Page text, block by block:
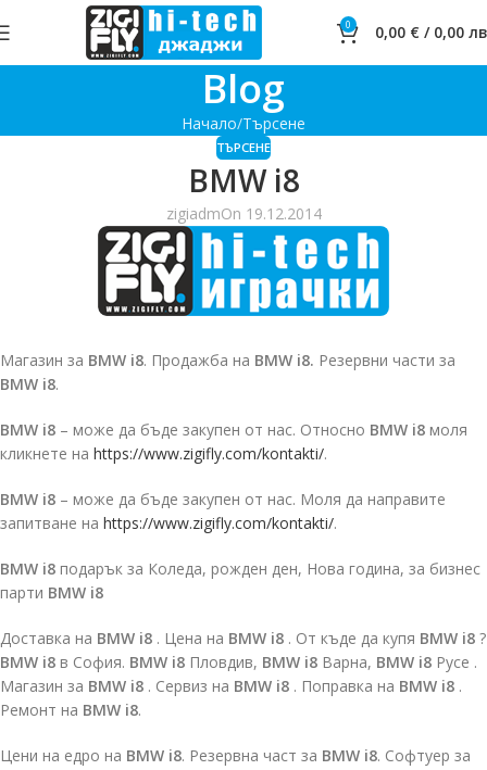
0 0,00 € / 0,00
Blog
Начало Търсене
ТЪРСЕНЕ
BMW i8
zigiadmOn 19.12.2014
Магазин за BMW i8. Продажба на BMW i8. Резервни части за
BMW i8.
BMW i8 – може да бъде закупен от нас. Относно BMW i8 моля
кликнете на https://www.zigifly.com/kontakti/.
BMW i8 – може да бъде закупен от нас. Моля да направите
запитване на https://www.zigifly.com/kontakti/.
BMW i8 подарък за Коледа, рожден ден, Нова година, за бизнес
парти BMW i8
Доставка на BMW i8 . Цена на BMW i8 . От къде да купя BMW i8 ?
BMW i8 в София. BMW i8 Пловдив, BMW i8 Варна, BMW i8 Русе .
Магазин за BMW i8 . Сервиз на BMW i8 . Поправка на BMW i8 .
Ремонт на BMW i8.
Цени на едро на BMW i8. Резервна част за BMW i8. Софтуер за